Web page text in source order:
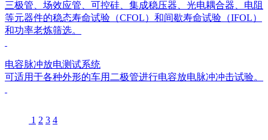
三极管、场效应管、可控硅、集成稳压器、光电耦合器、电阻
等元器件的稳态寿命试验（CFOL）和间歇寿命试验（IFOL）
和功率老炼筛选。
电容脉冲放电测试系统
可适用于各种外形的车用二极管进行电容放电脉冲冲击试验。
1 2 3 4